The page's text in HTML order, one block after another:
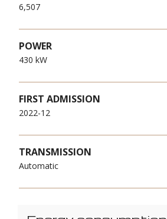
6,507
POWER
430 kW
FIRST ADMISSION
2022-12
TRANSMISSION
Automatic